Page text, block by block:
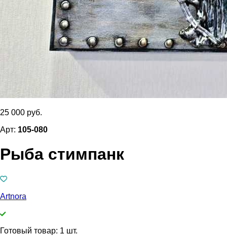
25 000 руб.
Арт: 105-080
Рыба стимпанк
Artnora
Готовый товар: 1 шт.